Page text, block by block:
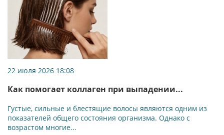
22 июля 2026 18:08
Как помогает коллаген при выпадении...
Густые, сильные и блестящие волосы являются одним из
показателей общего состояния организма. Однако с
возрастом многие...